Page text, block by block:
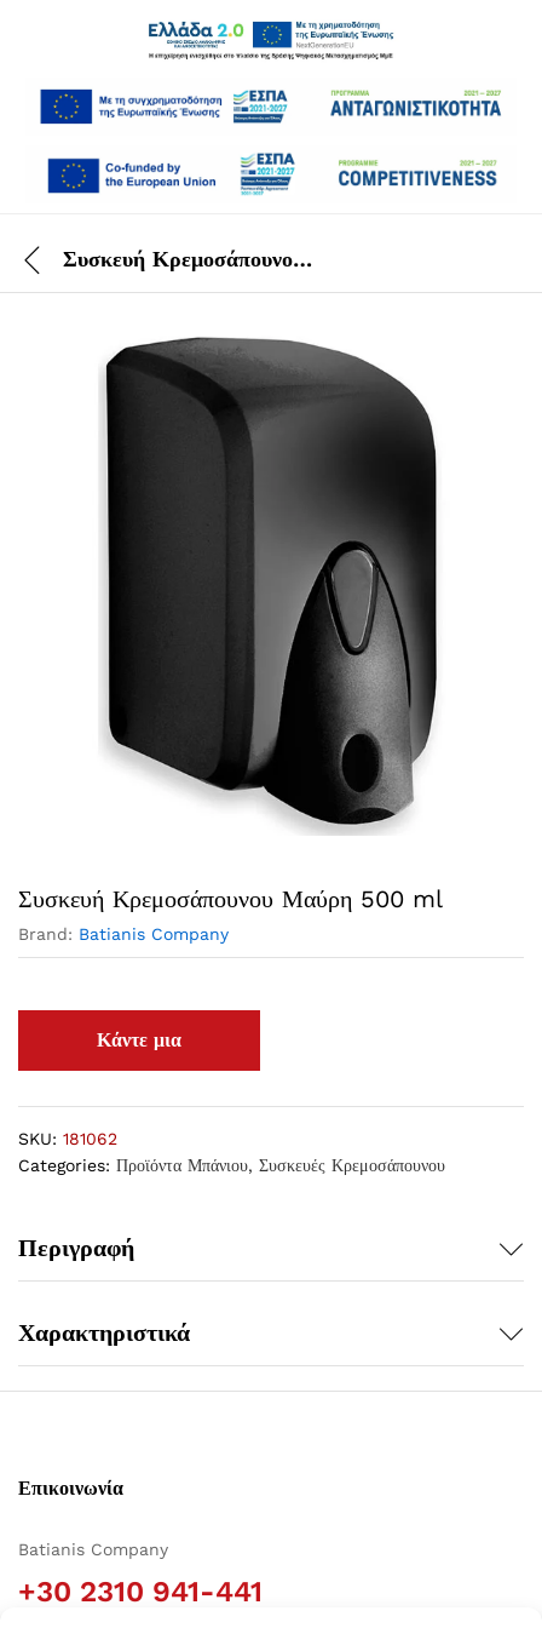
Συσκευή Κρεμοσάπουνου Μαύρη 500 ml
Συσκευή Κρεμοσάπουνου Μαύρη 500 ml
Brand: Batianis Company
SKU: 181062
Categories: Προϊόντα Μπάνιου, Συσκευές Κρεμοσάπουνου
Περιγραφή
Χαρακτηριστικά
Επικοινωνία
Batianis Company
+30 2310 941-441